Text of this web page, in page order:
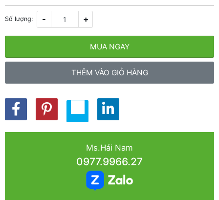
Số lượng: - +
MUA NGAY
THÊM VÀO GIỎ HÀNG
Ms.Hải Nam
0977.9966.27